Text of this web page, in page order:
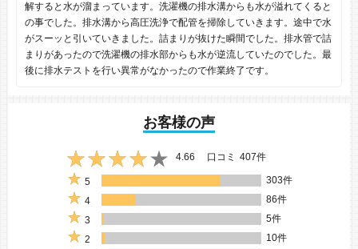
解すると水が溜まっています。洗濯機の排水溝からも水が溢れてくると
の事でした。排水溝から高圧洗浄で配管を掃除していきます。途中で水
がスーッと引いていきました。詰まりが抜けた瞬間でした。排水管で詰
まりがあったので洗濯機の排水部からも水が逆流していたのでした。最
後に排水テストを行い異常がなかったので作業終了です。
お客様の声
4.66 口コミ 407件
5
303件
4
86件
3
5件
2
10件